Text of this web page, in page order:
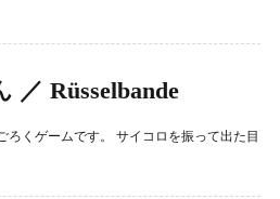
／ Rüsselbande
ろくゲームです。 サイコロを振って出た目